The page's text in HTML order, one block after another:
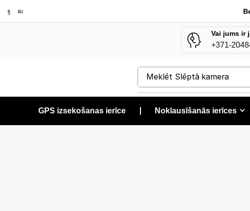
Vai jums ir
+371-
Meklēt Slēptā kamera
GPS izsekošanas ierīce Noklausīšanās ierīces